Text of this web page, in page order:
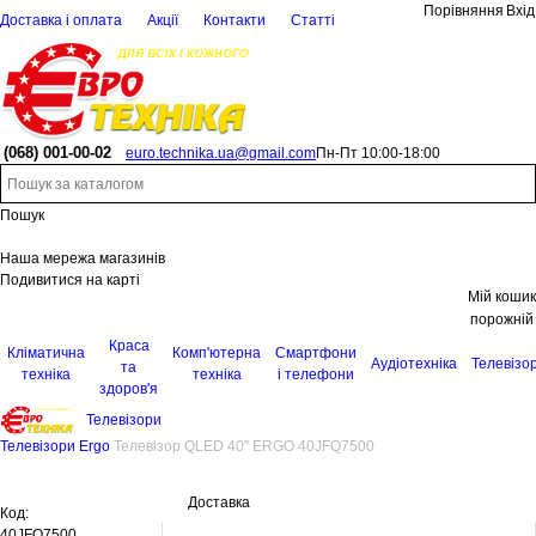
Доставка і оплата Акції Контакти Статті
Порівняння Вхід
(068) 001-00-02 euro.technika.ua@gmail.comПн-Пт 10:00-18:00
Пошук
Наша мережа магазинів
Подивитися на карті
Мій кошик
порожній
Кліматична
техніка
Краса
та
здоров'я
Комп'ютерна
техніка
Смартфони
і телефони
Аудіотехніка
Телевізори
Телевізори Ergo Телевізор QLED 40'' ERGO 40JFQ7500
Доставка
Код: